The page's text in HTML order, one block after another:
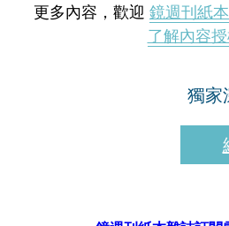
更多內容，歡迎 鏡週刊紙
了解內容
獨家